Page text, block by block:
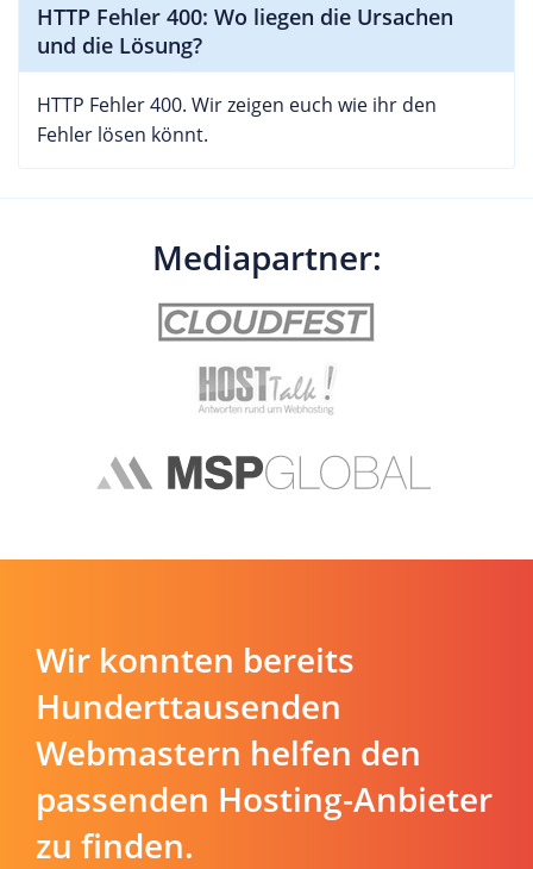
HTTP Fehler 400: Wo liegen die Ursachen
und die Lösung?
HTTP Fehler 400. Wir zeigen euch wie ihr den
Fehler lösen könnt.
Mediapartner:
Wir konnten bereits
Hunderttausenden
Webmastern helfen den
passenden Hosting-Anbieter
zu finden.